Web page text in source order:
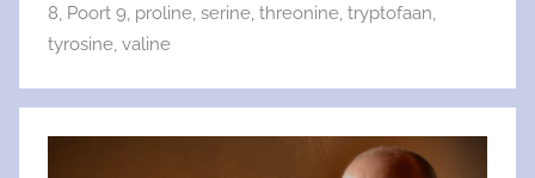
8, Poort 9, proline, serine, threonine, tryptofaan,
tyrosine, valine